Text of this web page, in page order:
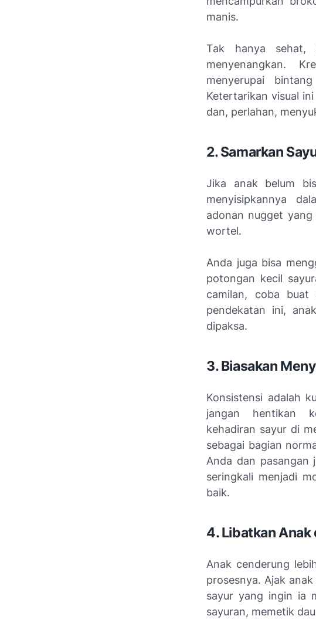
manis.
Tak hanya sehat,
menyenangkan.
menyerupai
Ketertarikan visual
dan, perlahan,
2. Samarkan
Jika anak belum
menyisipkannya
adonan nugget
wortel.
Anda juga bisa
potongan kecil
camilan, coba
pendekatan ini,
dipaksa.
3. Biasakan
Konsistensi adalah
jangan hentikan
kehadiran sayur di
sebagai bagian
Anda dan pasangan
seringkali menjadi
baik.
4. Libatkan Anak
Anak cenderung
prosesnya. Ajak
sayur yang ingin ia
sayuran, memetik